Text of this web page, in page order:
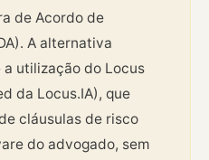
de Acordo de
A alternativa
utilização do Locus
da Locus.IA), que
cláusulas de risco
do advogado, sem